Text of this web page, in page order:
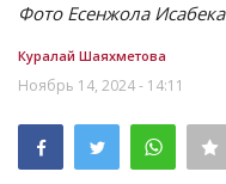
Фото Есенжола Исабека
Куралай Шаяхметова
Ноябрь 14, 2024 - 14:11